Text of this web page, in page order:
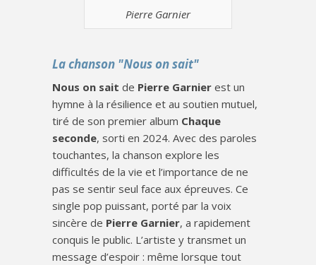
Pierre Garnier
La chanson "Nous on sait"
Nous on sait de Pierre Garnier est un
hymne à la résilience et au soutien mutuel,
tiré de son premier album Chaque
seconde, sorti en 2024. Avec des paroles
touchantes, la chanson explore les
difficultés de la vie et l’importance de ne
pas se sentir seul face aux épreuves. Ce
single pop puissant, porté par la voix
sincère de Pierre Garnier, a rapidement
conquis le public. L’artiste y transmet un
message d’espoir : même lorsque tout